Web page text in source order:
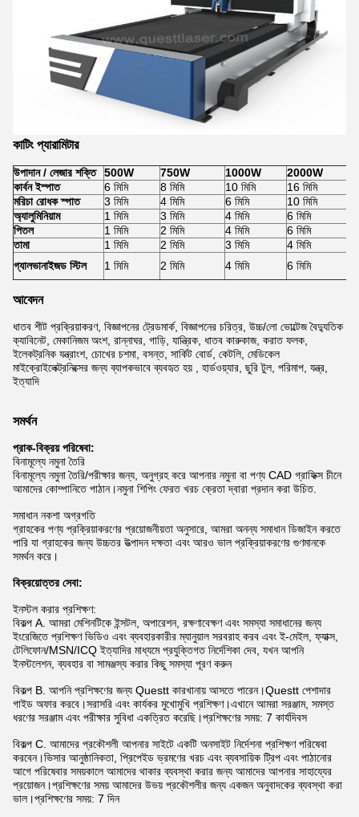
কাটিং প্যারামিটার
উপাদান / লেজার শক্তি 500W 750W 1000W
2000W
কার্বন ইস্পাত
6 মিমি 8 মিমি 10 মিমি
16 মিমি
মরিচা রোধক স্পাত
3 মিমি 4 মিমি 6 মিমি
10 মিমি
অ্যালুমিনিয়াম
1 মিমি 3 মিমি 4 মিমি
6 মিমি
পিতল
1 মিমি 2 মিমি 4 মিমি
6 মিমি
তামা
1 মিমি 2 মিমি 3 মিমি
4 মিমি
গ্যালভানাইজড স্টিল
1 মিমি 2 মিমি 4 মিমি 6 মিমি
আবেদন
ধাতব শীট প্রক্রিয়াকরণ, বিজ্ঞাপনের ট্রেডমার্ক, বিজ্ঞাপনের চরিত্র, উচ্চ/লো ভোল্টেজ বৈদ্যুতিক
ক্যাবিনেট, মেকানিজম অংশ, রান্নাঘর, গাড়ি, যান্ত্রিক, ধাতব কারুকাজ, করাত ফলক,
ইলেকট্রনিক যন্ত্রাংশ, চোখের চশমা, বসন্ত, সার্কিট বোর্ড, কেটলি, মেডিকেল
মাইক্রোইলেক্ট্রনিক্সের জন্য ব্যাপকভাবে ব্যবহৃত হয় , হার্ডওয়্যার, ছুরি টুল, পরিমাপ, যন্ত্র,
ইত্যাদি
সমর্থন
প্রাক-বিক্রয় পরিষেবা:
বিনামূল্যে নমুনা তৈরি
বিনামূল্যে নমুনা তৈরি/পরীক্ষার জন্য, অনুগ্রহ করে আপনার নমুনা বা পণ্য CAD গ্রাফিক্স চীনে
আমাদের কোম্পানিতে পাঠান।নমুনা শিপিং ফেরত খরচ ক্রেতা দ্বারা প্রদান করা উচিত.
সমাধান নকশা অগ্রগতি
গ্রাহকের পণ্য প্রক্রিয়াকরণের প্রয়োজনীয়তা অনুসারে, আমরা অনন্য সমাধান ডিজাইন করতে
পারি যা গ্রাহকের জন্য উচ্চতর উত্পাদন দক্ষতা এবং আরও ভাল প্রক্রিয়াকরণের গুণমানকে
সমর্থন করে।
বিক্রয়োত্তর সেবা:
ইনস্টল করার প্রশিক্ষণ:
বিকল্প A. আমরা মেশিনটিকে ইন্সটল, অপারেশন, রক্ষণাবেক্ষণ এবং সমস্যা সমাধানের জন্য
ইংরেজিতে প্রশিক্ষণ ভিডিও এবং ব্যবহারকারীর ম্যানুয়াল সরবরাহ করব এবং ই-মেইল, ফ্যাক্স,
টেলিফোন/MSN/ICQ ইত্যাদির মাধ্যমে প্রযুক্তিগত নির্দেশিকা দেব, যখন আপনি
ইনস্টলেশন, ব্যবহার বা সামঞ্জস্য করার কিছু সমস্যা পূরণ করুন
বিকল্প B. আপনি প্রশিক্ষণের জন্য Questt কারখানায় আসতে পারেন।Questt পেশাদার
গাইড অফার করবে।সরাসরি এবং কার্যকর মুখোমুখি প্রশিক্ষণ।এখানে আমরা সরঞ্জাম, সমস্ত
ধরণের সরঞ্জাম এবং পরীক্ষার সুবিধা একত্রিত করেছি।প্রশিক্ষণের সময়: 7 কার্যদিবস
বিকল্প C. আমাদের প্রকৌশলী আপনার সাইটে একটি অনসাইট নির্দেশনা প্রশিক্ষণ পরিষেবা
করবেন।ভিসার আনুষ্ঠানিকতা, প্রিপেইড ভ্রমণের খরচ এবং ব্যবসায়িক ট্রিপ এবং পাঠানোর
আগে পরিষেবার সময়কালে আমাদের থাকার ব্যবস্থা করার জন্য আমাদের আপনার সাহায্যের
প্রয়োজন।প্রশিক্ষণের সময় আমাদের উভয় প্রকৌশলীর জন্য একজন অনুবাদকের ব্যবস্থা করা
ভাল।প্রশিক্ষণের সময়: 7 দিন